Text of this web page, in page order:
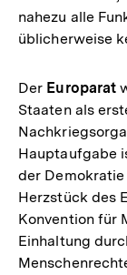
nahezu alle
üblicherweise
Der Europarat
Staaten als
Hauptaufgabe
der
Herzstück des
Konvention für
Einhaltung